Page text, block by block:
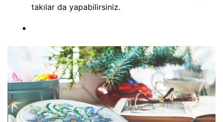
takılar da yapabilirsiniz.